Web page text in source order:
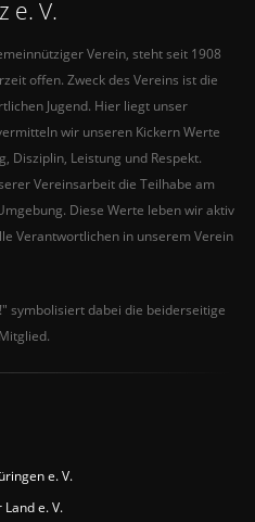
e. V.
Verein, steht seit 1908
offen. Zweck des Vereins ist die
Jugend. Hier liegt unser
wir unseren Kickern Werte
Disziplin, Leistung und Respekt.
Vereinsarbeit die Teilhabe am
Diese Werte leben wir aktiv
Verantwortlichen in unserem Verein
symbolisiert dabei die beiderseitige
e. V.
e. V.